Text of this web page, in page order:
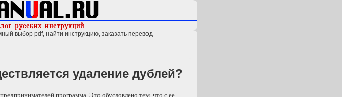
выбор pdf, найти инструкцию, заказать перевод
удаление дублей?
программа. Это обусловлено тем, что с ее